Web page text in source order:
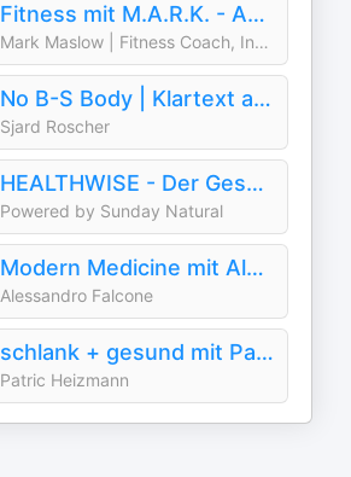
Fitness mit M.A.R.K. - Abnehmen, Muskelaufbau, Ernährung und Gesundheit
Mark Maslow | Fitness Coach, Ingenieur & Dranbleiber
No B-S Body | Klartext auf dem Weg zum Traumkörper mit Sjard Roscher
Sjard Roscher
HEALTHWISE - Der Gesundheits- und Longevitypodcast.
Powered by Sunday Natural
Modern Medicine mit Alessandro Falcone
Alessandro Falcone
schlank + gesund mit Patric Heizmann
Patric Heizmann